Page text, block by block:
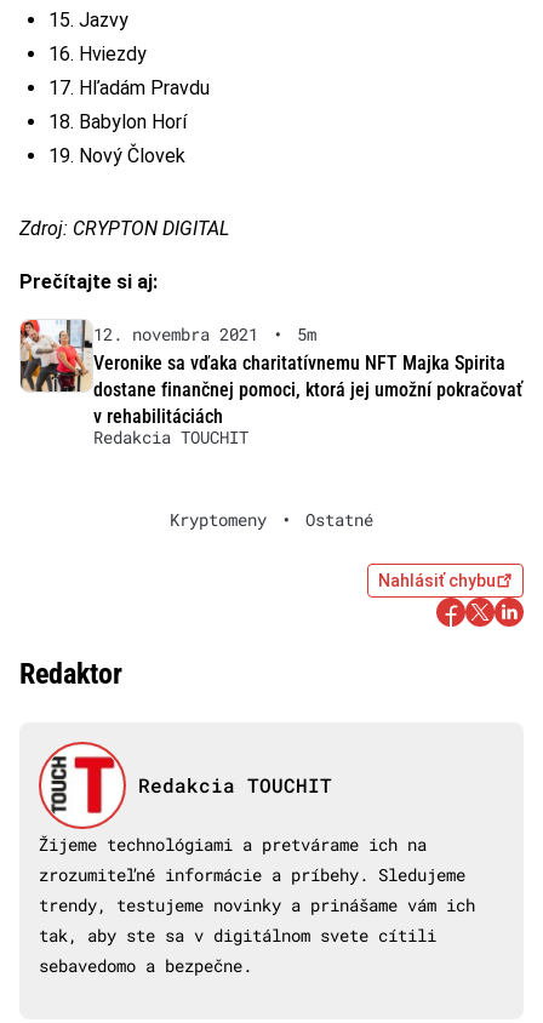
15. Jazvy
16. Hviezdy
17. Hľadám Pravdu
18. Babylon Horí
19. Nový Človek
Zdroj: CRYPTON DIGITAL
Prečítajte si aj:
12. novembra 2021 •
5m
Veronike sa vďaka charitatívnemu NFT Majka Spirita
dostane finančnej pomoci, ktorá jej umožní pokračovať
v rehabilitáciách
Redakcia TOUCHIT
Kryptomeny • Ostatné
Nahlásiť chybu
Redaktor
Redakcia TOUCHIT
Žijeme technológiami a pretvárame ich na
zrozumiteľné informácie a príbehy. Sledujeme
trendy, testujeme novinky a prinášame vám ich
tak, aby ste sa v digitálnom svete cítili
sebavedomo a bezpečne.